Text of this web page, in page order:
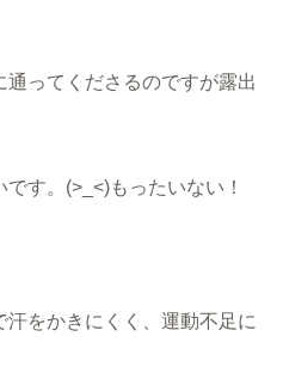
ってくださるのですが露出
す。(>_<)もったいない！
をかきにくく、運動不足に